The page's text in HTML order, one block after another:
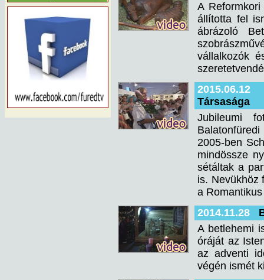
A
állította fel
ábrázoló
vállalkozók
2015.06.12
Társasága
Jubileumi
2005-ben
mindössze
sétáltak a
is. Nevükhöz
a
2014.11.28
A betlehemi
óráját az
az adventi
végén ismét